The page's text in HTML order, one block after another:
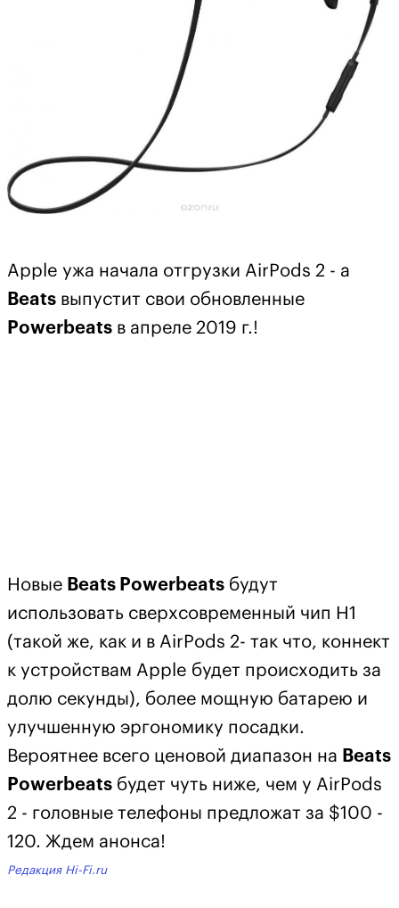
Apple ужа начала отгрузки AirPods 2 - а
Beats выпустит свои обновленные
Powerbeats в апреле 2019 г.!
Новые Beats Powerbeats будут
использовать сверхсовременный чип Н1
(такой же, как и в AirPods 2- так что, коннект
к устройствам Apple будет происходить за
долю секунды), более мощную батарею и
улучшенную эргономику посадки.
Вероятнее всего ценовой диапазон на Beats
Powerbeats будет чуть ниже, чем у AirPods
2 - головные телефоны предложат за $100 -
120. Ждем анонса!
Редакция Hi-Fi.ru